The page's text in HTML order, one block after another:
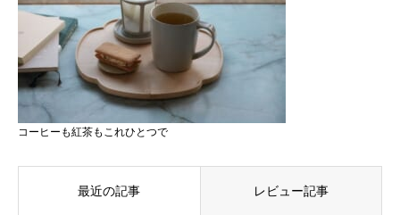
コーヒーも紅茶もこれひとつで
最近の記事 レビュー記事